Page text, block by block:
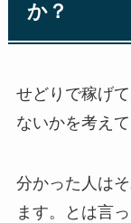
か？
せどりで稼げ
ないかを考え
分かった人は
ます。とは言